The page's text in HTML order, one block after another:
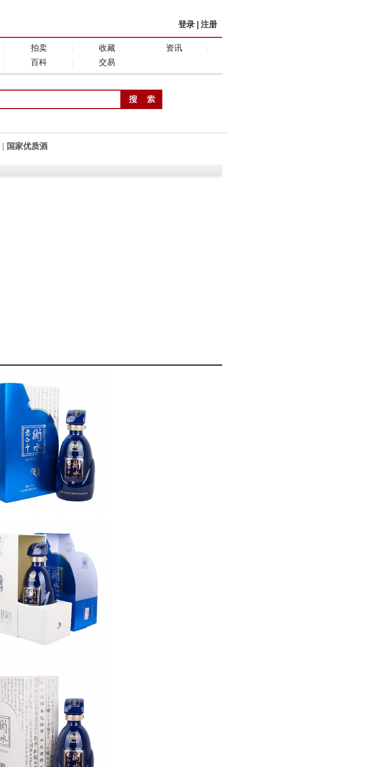
登录 注册
拍卖 收藏
资讯
百科 交易
国家优质酒